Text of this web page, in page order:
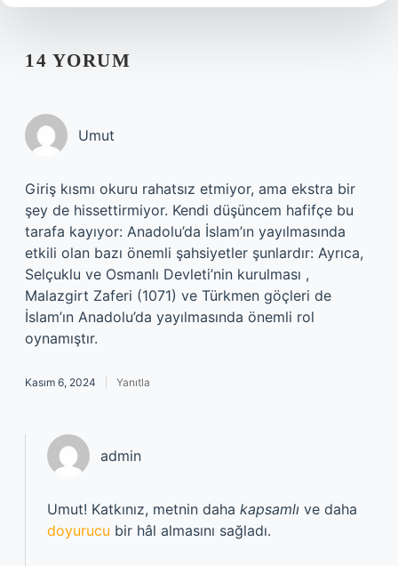
14 YORUM
Umut
Giriş kısmı okuru rahatsız etmiyor, ama ekstra bir
şey de hissettirmiyor. Kendi düşüncem hafifçe bu
tarafa kayıyor: Anadolu’da İslam’ın yayılmasında
etkili olan bazı önemli şahsiyetler şunlardır: Ayrıca,
Selçuklu ve Osmanlı Devleti’nin kurulması ,
Malazgirt Zaferi (1071) ve Türkmen göçleri de
İslam’ın Anadolu’da yayılmasında önemli rol
oynamıştır.
Kasım 6, 2024 Yanıtla
admin
Umut! Katkınız, metnin daha kapsamlı ve daha
doyurucu bir hâl almasını sağladı.